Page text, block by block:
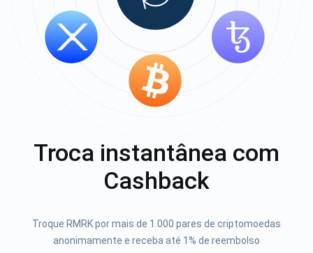
Troca instantânea com
Cashback
Troque RMRK por mais de 1.000 pares de criptomoedas
anonimamente e receba até 1% de reembolso